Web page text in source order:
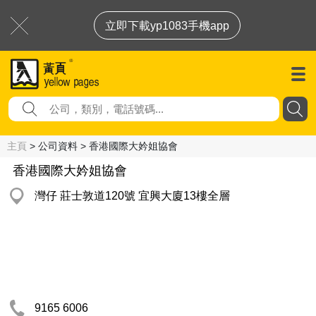
立即下載yp1083手機app
主頁 > 公司資料 > 香港國際大妗姐協會
香港國際大妗姐協會
灣仔 莊士敦道120號 宜興大廈13樓全層
9165 6006